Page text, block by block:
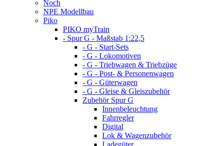
Noch
NPE Modellbau
Piko
PIKO myTrain
- Spur G - Maßstab 1:22,5
- G - Start-Sets
- G - Lokomotiven
- G - Triebwagen & Triebzüge
- G - Post- & Personenwagen
- G - Güterwagen
- G - Gleise & Gleiszubehör
Zubehör Spur G
Innenbeleuchtung
Fahrregler
Digital
Lok & Wagenzubehör
Ladegüter